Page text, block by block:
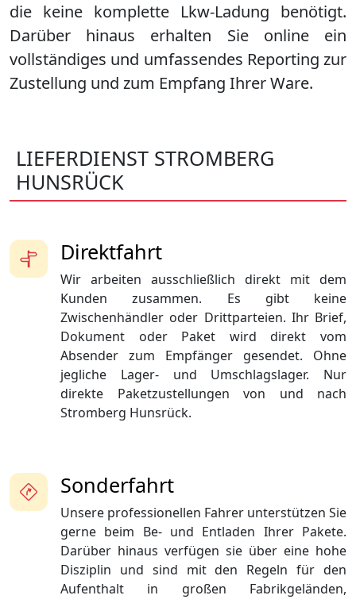
die keine komplette Lkw-Ladung benötigt.
Darüber hinaus erhalten Sie online ein
vollständiges und umfassendes Reporting zur
Zustellung und zum Empfang Ihrer Ware.
LIEFERDIENST STROMBERG
HUNSRÜCK
Sonderfahrt
Unsere professionellen Fahrer unterstützen Sie
gerne beim Be- und Entladen Ihrer Pakete.
Darüber hinaus verfügen sie über eine hohe
Disziplin und sind mit den Regeln für den
Aufenthalt in großen Fabrikgeländen,
Direktfahrt
Wir arbeiten ausschließlich direkt mit dem
Kunden zusammen. Es gibt keine
Zwischenhändler oder Drittparteien. Ihr Brief,
Dokument oder Paket wird direkt vom
Absender zum Empfänger gesendet. Ohne
jegliche Lager- und Umschlagslager. Nur
direkte Paketzustellungen von und nach
Stromberg Hunsrück.